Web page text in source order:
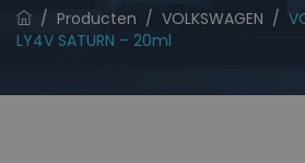
/ Producten / VOLKSWAGEN /
LY4V SATURN – 20ml